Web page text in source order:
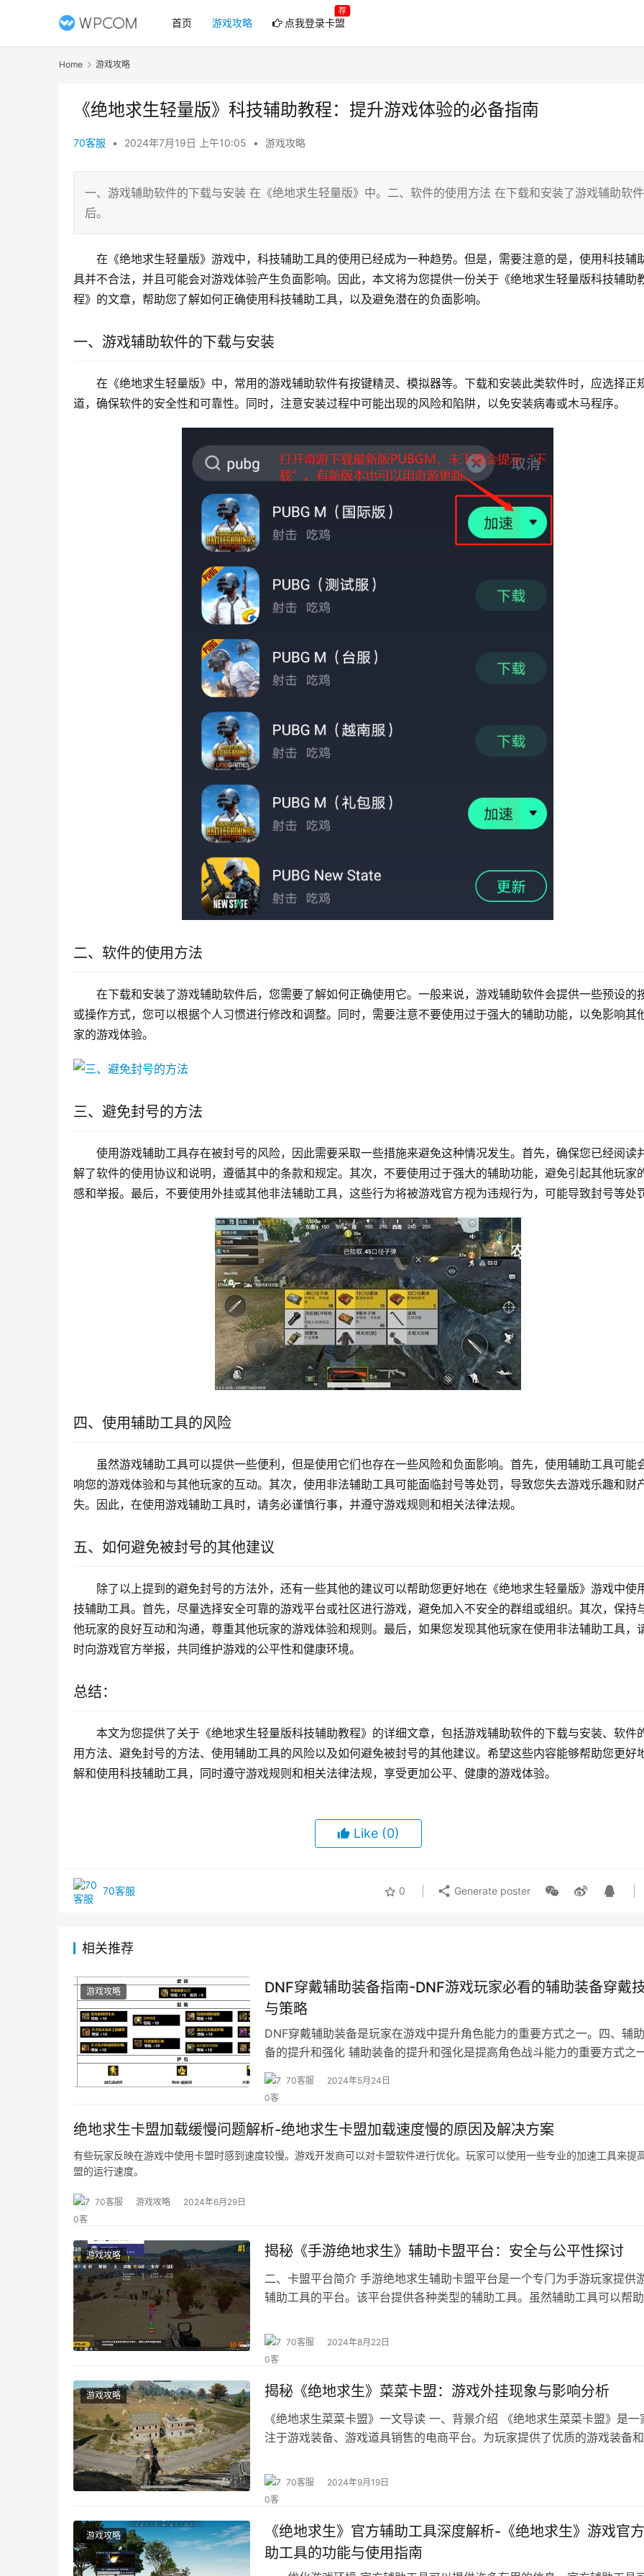
首页 游戏攻略 点我登录卡盟
荐
Home 游戏攻略
《绝地求生轻量版》科技辅助教程：提升游戏体验的必备指南
70客服 • 2024年7月19日 上午10:05 • 游戏攻略
一、游戏辅助软件的下载与安装 在《绝地求生轻量版》中。二、软件的使用方法 在下载和安装了游戏辅助软件
后。
在《绝地求生轻量版》游戏中，科技辅助工具的使用已经成为一种趋势。但是，需要注意的是，使用科技辅
具并不合法，并且可能会对游戏体验产生负面影响。因此，本文将为您提供一份关于《绝地求生轻量版科技辅助
程》的文章，帮助您了解如何正确使用科技辅助工具，以及避免潜在的负面影响。
一、游戏辅助软件的下载与安装
在《绝地求生轻量版》中，常用的游戏辅助软件有按键精灵、模拟器等。下载和安装此类软件时，应选择正
道，确保软件的安全性和可靠性。同时，注意安装过程中可能出现的风险和陷阱，以免安装病毒或木马程序。
二、软件的使用方法
在下载和安装了游戏辅助软件后，您需要了解如何正确使用它。一般来说，游戏辅助软件会提供一些预设的
或操作方式，您可以根据个人习惯进行修改和调整。同时，需要注意不要使用过于强大的辅助功能，以免影响其
家的游戏体验。
三、避免封号的方法
使用游戏辅助工具存在被封号的风险，因此需要采取一些措施来避免这种情况发生。首先，确保您已经阅读
解了软件的使用协议和说明，遵循其中的条款和规定。其次，不要使用过于强大的辅助功能，避免引起其他玩家
感和举报。最后，不要使用外挂或其他非法辅助工具，这些行为将被游戏官方视为违规行为，可能导致封号等处罚
四、使用辅助工具的风险
虽然游戏辅助工具可以提供一些便利，但是使用它们也存在一些风险和负面影响。首先，使用辅助工具可能
响您的游戏体验和与其他玩家的互动。其次，使用非法辅助工具可能面临封号等处罚，导致您失去游戏乐趣和财
失。因此，在使用游戏辅助工具时，请务必谨慎行事，并遵守游戏规则和相关法律法规。
五、如何避免被封号的其他建议
除了以上提到的避免封号的方法外，还有一些其他的建议可以帮助您更好地在《绝地求生轻量版》游戏中使
技辅助工具。首先，尽量选择安全可靠的游戏平台或社区进行游戏，避免加入不安全的群组或组织。其次，保持
他玩家的良好互动和沟通，尊重其他玩家的游戏体验和规则。最后，如果您发现其他玩家在使用非法辅助工具，
时向游戏官方举报，共同维护游戏的公平性和健康环境。
总结：
本文为您提供了关于《绝地求生轻量版科技辅助教程》的详细文章，包括游戏辅助软件的下载与安装、软件
用方法、避免封号的方法、使用辅助工具的风险以及如何避免被封号的其他建议。希望这些内容能够帮助您更好
解和使用科技辅助工具，同时遵守游戏规则和相关法律法规，享受更加公平、健康的游戏体验。
Like (0)
70客服 0 Generate poster
相关推荐
游戏攻略
DNF穿戴辅助装备指南-DNF游戏玩家必看的辅助装备穿戴
与策略
DNF穿戴辅助装备是玩家在游戏中提升角色能力的重要方式之一。四、辅
备的提升和强化 辅助装备的提升和强化是提高角色战斗能力的重要方式之一
70客服 2024年5月24日
绝地求生卡盟加载缓慢问题解析-绝地求生卡盟加载速度慢的原因及解决方案
有些玩家反映在游戏中使用卡盟时感到速度较慢。游戏开发商可以对卡盟软件进行优化。玩家可以使用一些专业的加速工具来提
盟的运行速度。
70客服 游戏攻略 2024年6月29日
游戏攻略 揭秘《手游绝地求生》辅助卡盟平台：安全与公平性探讨
二、卡盟平台简介 手游绝地求生辅助卡盟平台是一个专门为手游玩家提供
辅助工具的平台。该平台提供各种类型的辅助工具。虽然辅助工具可以帮助
70客服 2024年8月22日
游戏攻略 揭秘《绝地求生》菜菜卡盟：游戏外挂现象与影响分析
《绝地求生菜菜卡盟》一文导读 一、背景介绍 《绝地求生菜菜卡盟》是一
注于游戏装备、游戏道具销售的电商平台。为玩家提供了优质的游戏装备和
70客服 2024年9月19日
游戏攻略
《绝地求生》官方辅助工具深度解析-《绝地求生》游戏官
助工具的功能与使用指南